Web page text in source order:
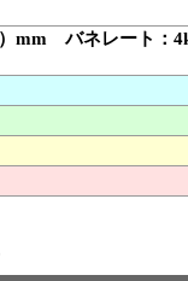
mm バネレート